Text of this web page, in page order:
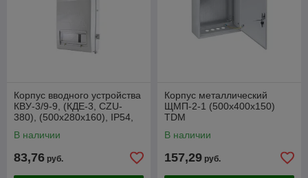
Корпус вводного устройства
КВУ-3/9-9, (КДЕ-3, CZU-
380), (500x280x160), IP54,
В наличии
83,76 руб.
Корпус металлический
ЩМП-2-1 (500х400х150)
TDM
В наличии
157,29 руб.